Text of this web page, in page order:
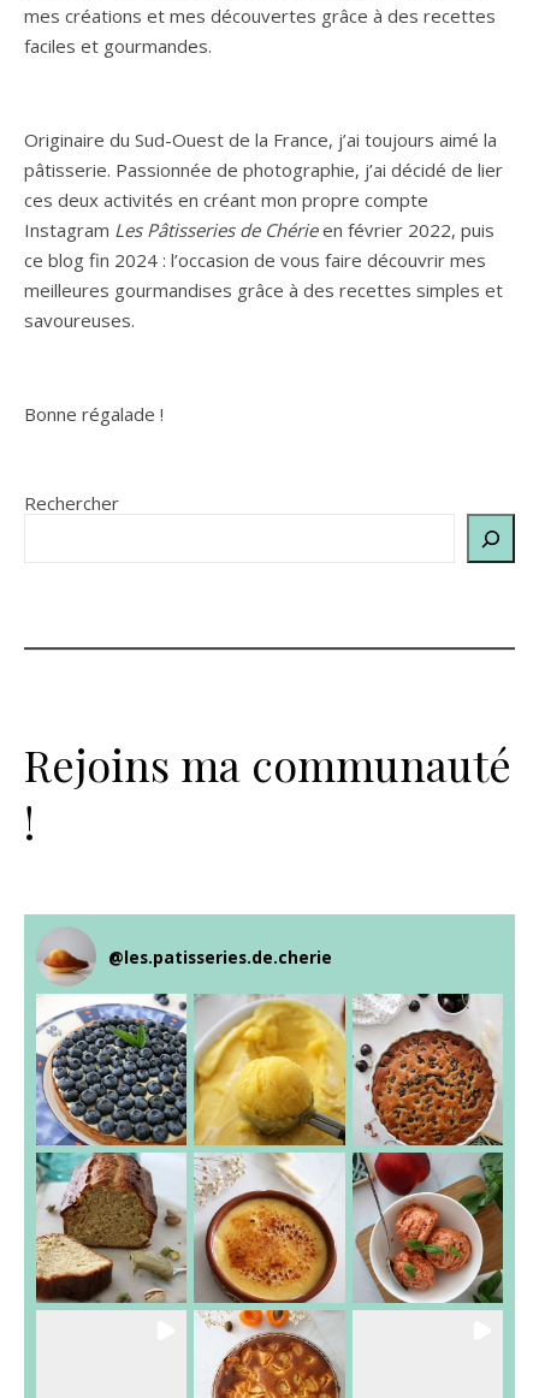
mes créations et mes découvertes grâce à des recettes
faciles et gourmandes.
Originaire du Sud-Ouest de la France, j’ai toujours aimé la
pâtisserie. Passionnée de photographie, j’ai décidé de lier
ces deux activités en créant mon propre compte
Instagram Les Pâtisseries de Chérieen février 2022, puis
ce blog fin 2024 : l’occasion de vous faire découvrir mes
meilleures gourmandises grâce à des recettes simples et
savoureuses.
Bonne régalade !
Rechercher
Rejoins ma communauté
!
@les.patisseries.de.cherie